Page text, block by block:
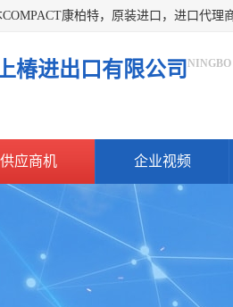
椿进出口有限公司
供应商机 企业视频